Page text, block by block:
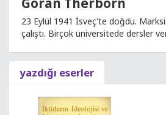
23 Eylül 1941 İsveç'te doğdu.
çalıştı. Birçok üniversitede dersler
yazdığı eserler